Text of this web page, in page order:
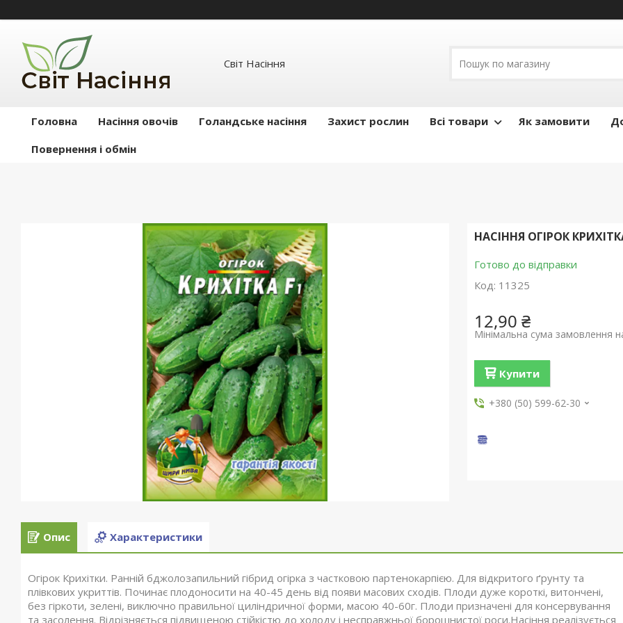
Світ Насіння
Головна Насіння овочів Голандське насіння Захист рослин Всі товари Як замовити
Повернення і обмін
НАСІННЯ ОГІРОК
Готово до відправки
Код: 11325
12,90 ₴
Мінімальна сума замовлення
Купити
+380 (50) 599-62-30
Опис Характеристики
Огірок Крихітки. Ранній бджолозапильний гібрид огірка з частковою партенокарпією. Для відкритого ґрунту та
плівкових укриттів. Починає плодоносити на 40-45 день від появи масових сходів. Плоди дуже короткі, витончені,
без гіркоти, зелені, виключно правильної циліндричної форми, масою 40-60г. Плоди призначені для консервування
та засолення. Відрізняється підвищеною стійкістю до холоду і несправжньої борошнистої роси.Насіння реалізується